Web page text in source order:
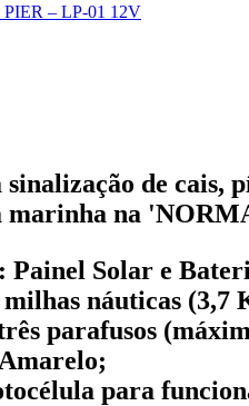
– LP-01 12V
de cais,
marinha na
Painel Solar e
milhas náuticas (3,7
parafusos
para